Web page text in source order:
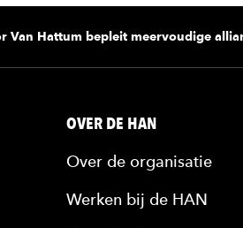
Van Hattum bepleit meervoudige
OVER DE HAN
Over de organisatie
Werken bij de HAN